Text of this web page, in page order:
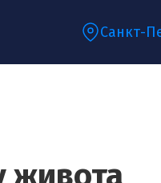
Санкт-